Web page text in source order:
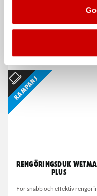
Dispenserbox med 100 st.
Kampanj
Rengöringsduk
Plus
För snabb och effektiv